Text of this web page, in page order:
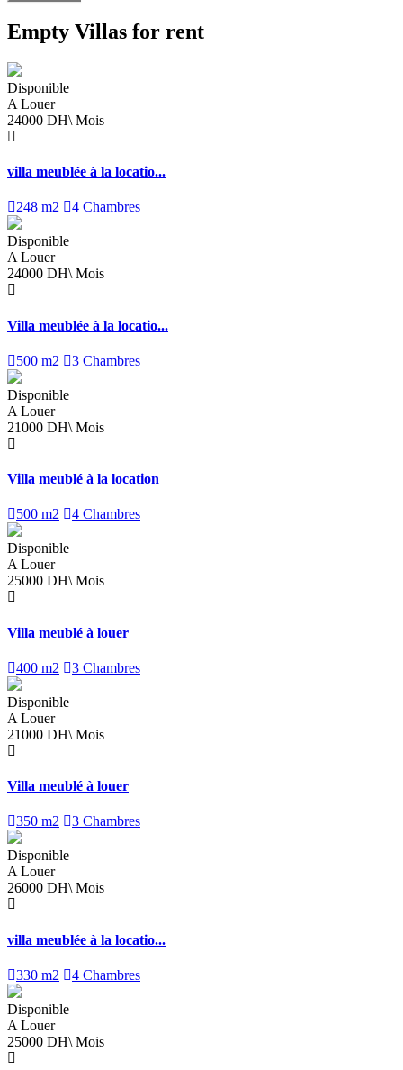
Empty Villas for rent
Disponible
A Louer
24000 DH\ Mois
villa meublée à la locatio...
248 m2 4 Chambres
Disponible
A Louer
24000 DH\ Mois
Villa meublée à la locatio...
500 m2 3 Chambres
Disponible
A Louer
21000 DH\ Mois
Villa meublé à la location
500 m2 4 Chambres
Disponible
A Louer
25000 DH\ Mois
Villa meublé à louer
400 m2 3 Chambres
Disponible
A Louer
21000 DH\ Mois
Villa meublé à louer
350 m2 3 Chambres
Disponible
A Louer
26000 DH\ Mois
villa meublée à la locatio...
330 m2 4 Chambres
Disponible
A Louer
25000 DH\ Mois